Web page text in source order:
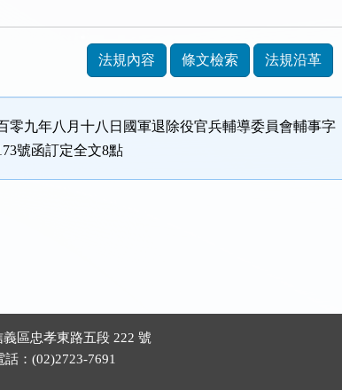
法規內容 條文檢索 法規沿革
零九年八月十八日國軍退除役官兵輔導委員會輔事字
號函訂定全文8點
區忠孝東路五段 222 號
：(02)2723-7691